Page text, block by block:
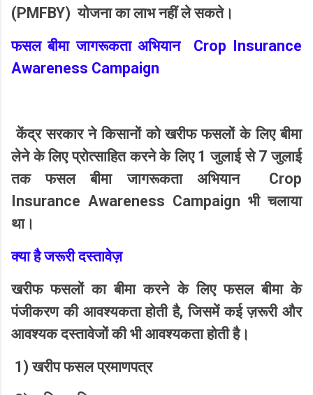
(PMFBY) योजना का लाभ नहीं ले सकते।
फसल बीमा जागरूकता अभियान Crop Insurance
Awareness Campaign
केंद्र सरकार ने किसानों को खरीफ फसलों के लिए बीमा
लेने के लिए प्रोत्साहित करने के लिए1 जुलाई से 7 जुलाई
तक फसल बीमा जागरूकता अभियान
Crop
Insurance Awareness Campaign भी चलाया
था।
क्या है जरूरी दस्तावेज़
खरीफ फसलों का बीमा करने के लिए फसल बीमा के
पंजीकरण की आवश्यकता होती है,जिसमें कई ज़रूरी और
आवश्यक दस्तावेजों की भी आवश्यकता होती है।
1)खरीप फसल प्रमाणपत्र